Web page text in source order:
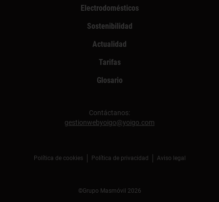
Electrodomésticos
Sostenibilidad
Actualidad
Tarifas
Glosario
Contáctanos:
gestionwebyoigo@yoigo.com
Política de cookies Política de privacidad Aviso legal
©Grupo Masmóvil 2026